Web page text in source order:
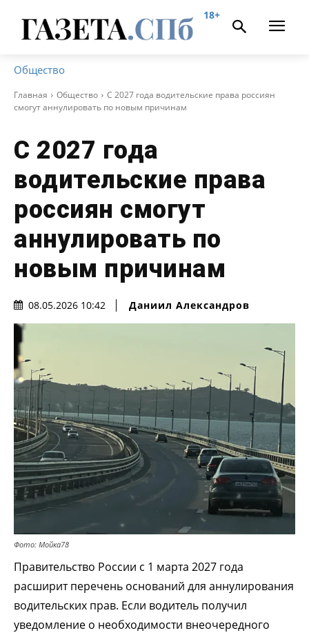
18+
Общество
Главная Общество
С 2027 года водительские права россиян
смогут аннулировать по новым причинам
С 2027 года
водительские права
россиян смогут
аннулировать по
новым причинам
08.05.2026 10:42 Даниил Александров
Фото: Мойка78
Правительство России с 1 марта 2027 года
расширит перечень оснований для аннулирования
водительских прав. Если водитель получил
уведомление о необходимости внеочередного